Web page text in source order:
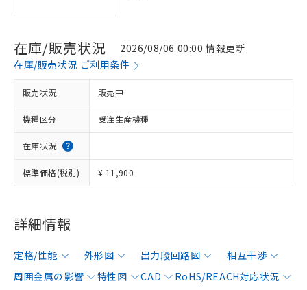
在庫/販売状況
2026/08/06 00:00 情報更新
在庫/販売状況 ご利用条件
販売状況 販売中
機種区分 受注生産機種
在庫状況
標準価格(税別) ¥ 11,900
詳細情報
定格/性能 外形図 出力段回路図
相互干渉
周囲金属の影響
特性図 CAD
RoHS/REACH対応状況